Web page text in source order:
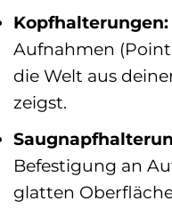
Kopfhalterungen:
Aufnahmen
die Welt aus
zeigst.
Befestigung an
glatten